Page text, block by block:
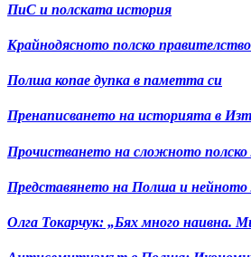
ПиС и полската история
Крайнодясното полско
Полша копае дупка в паметта си
Пренаписването на историята в
Прочистването на сложното
Представянето на Полша и нейното
Олга Токарчук: „Бях много наивна.